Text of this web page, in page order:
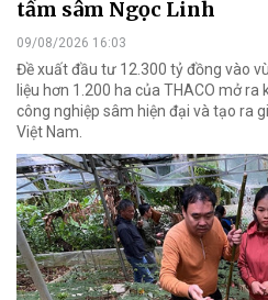
tầm sâm Ngọc Linh
09/08/2026 16:03
Đề xuất đầu tư 12.300 tỷ đồng vào
liệu hơn 1.200 ha của THACO mở
công nghiệp sâm hiện đại và tạo ra
Việt Nam.